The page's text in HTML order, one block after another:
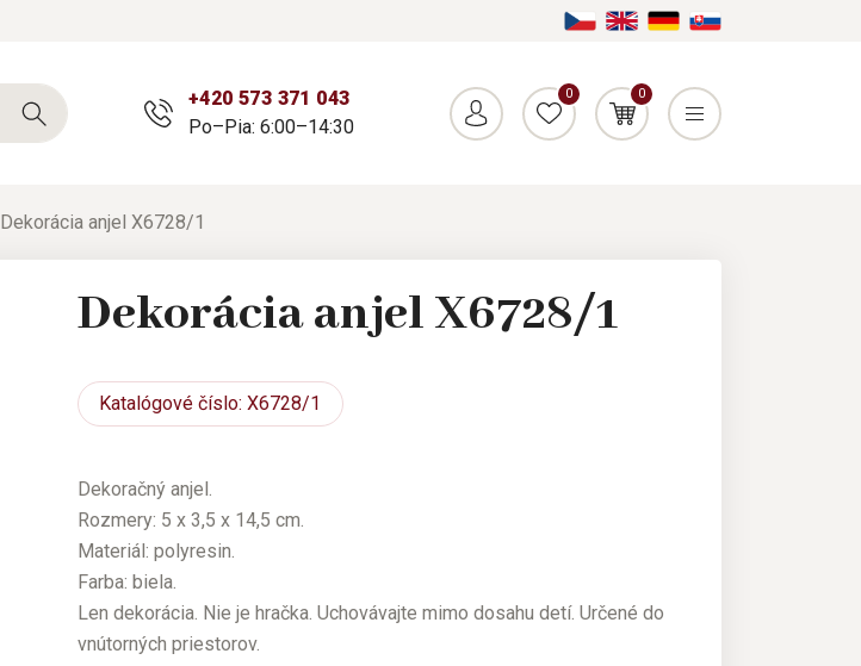
+420 573 371 043
Po–Pia: 6:00–14:30
0 0
Dekorácia anjel X6728/1
Dekorácia anjel X6728/1
Katalógové číslo: X6728/1
Dekoračný anjel.
Rozmery: 5 x 3,5 x 14,5 cm.
Materiál: polyresin.
Farba: biela.
Len dekorácia. Nie je hračka. Uchovávajte mimo dosahu detí. Určené do
vnútorných priestorov.